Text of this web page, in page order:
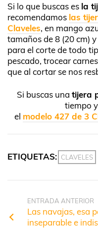
Si lo que buscas es la
recomendamos las
Claveles, en mango
tamaños de 8 (20 cm)
para el corte de todo
pescado, trocear
que al cortar se nos
Si buscas una tijera
tiempo
el modelo 427 de 3
ETIQUETAS: CLAVELES
ENTRADA ANTERIOR
Las navajas, esa
inseparable e